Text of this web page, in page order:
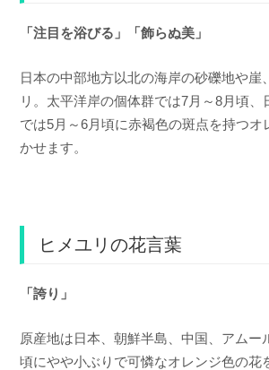
「注目を浴びる」「飾らぬ美」
日本の中部地方以北の海岸の砂礫地や崖
リ。太平洋岸の個体群では7月～8月頃、
では5月～6月頃に赤褐色の斑点を持つオ
かせます。
ヒメユリの花言葉
「誇り」
原産地は日本、朝鮮半島、中国、アムー
頃にやや小ぶりで可憐なオレンジ色の花